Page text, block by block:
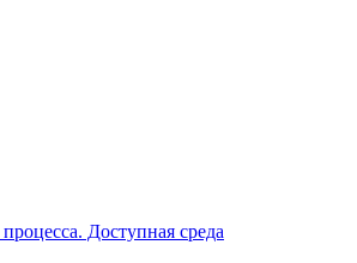
Доступная среда